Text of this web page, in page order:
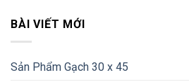
BÀI VIẾT MỚI
Sản Phẩm Gạch 30 x 45